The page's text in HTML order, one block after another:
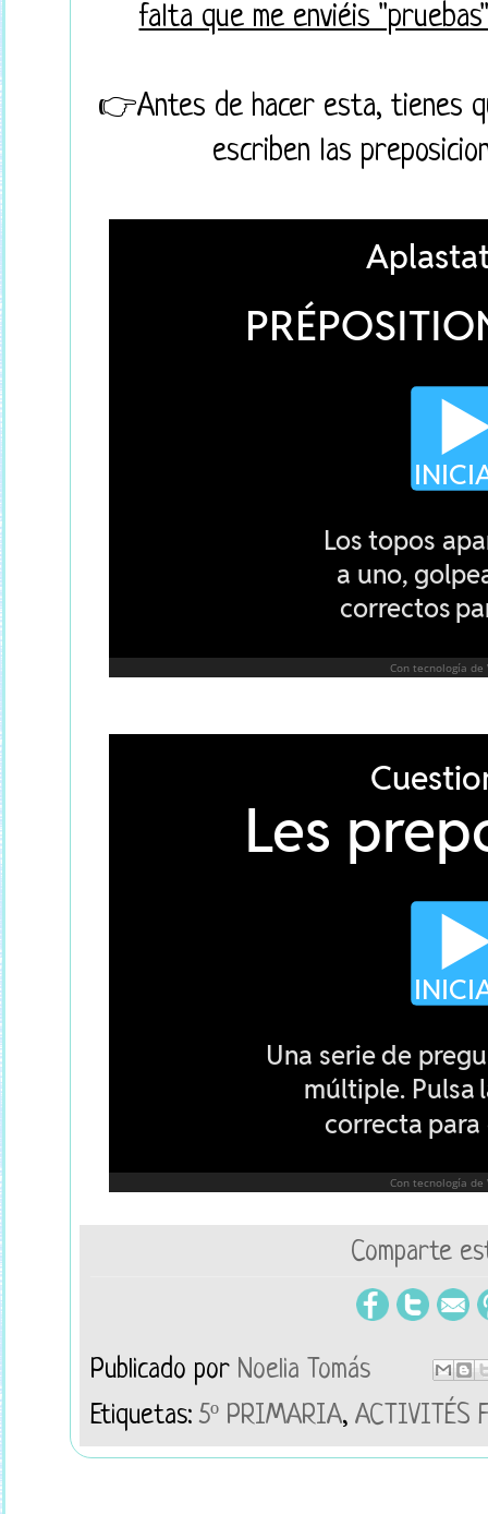
falta que me enviéis
👉Antes de hacer esta, tienes
escriben las
Comparte
Publicado por Noelia Tomás
Etiquetas:5º PRIMARIA, ACTIVITÉS